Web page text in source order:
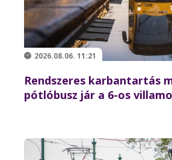
2026.08.06. 11:21
Rendszeres karbantartás
pótlóbusz jár a 6-os